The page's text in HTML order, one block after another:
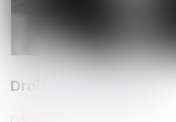
Droit des personnes